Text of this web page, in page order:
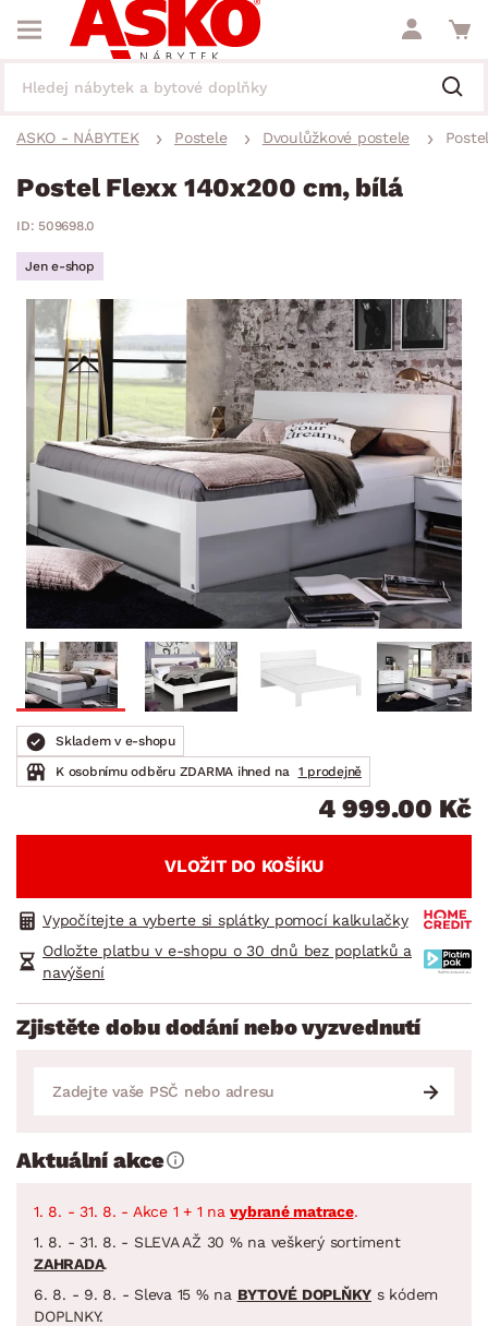
ASKO - NÁBYTEK Postele Dvoulůžkové postele
Postel Flexx 140x200 cm, bílá
ID: 509698.0
Jen e-shop
Skladem v e-shopu
K osobnímu odběru ZDARMA ihned na
1 prodejně
4 999.00 Kč
VLOŽIT DO KOŠÍKU
Vypočítejte a vyberte si splátky pomocí kalkulačky
Odložte platbu v e-shopu o 30 dnů bez poplatků a
navýšení
Zjistěte dobu dodání nebo vyzvednutí
Aktuální akce
1. 8. - 31. 8. - Akce 1 + 1 navybrané matrace.
1. 8. - 31. 8. - SLEVA AŽ 30 % na veškerý sortiment
ZAHRADA.
6. 8. - 9. 8. - Sleva 15 % na BYTOVÉ DOPLŇKY s kódem
DOPLNKY.